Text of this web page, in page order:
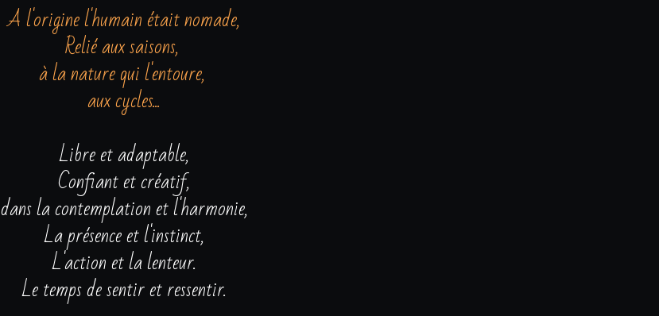
A l'origine l'humain était nomade,
Relié aux saisons,
à la nature qui l'entoure,
aux cycles...
Libre et adaptable,
Confiant et créatif,
dans la contemplation et l'harmonie,
La présence et l'instinct,
L'action et la lenteur.
Le temps de sentir et ressentir.